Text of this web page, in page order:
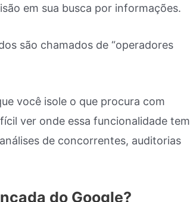
em sua busca por informações.
são chamados de “operadores
você isole o que procura com
ver onde essa funcionalidade tem
de concorrentes, auditorias
do Google?